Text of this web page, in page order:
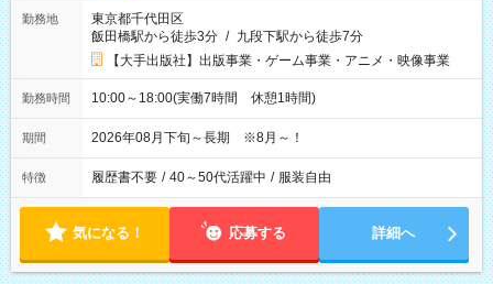
勤務地
東京都千代田区
飯田橋駅から徒歩3分 / 九段下駅から徒歩7分
【大手出版社】出版事業・ゲーム事業・アニメ・映像事業
勤務時間 10:00～18:00(実働7時間 休憩1時間)
期間 2026年08月下旬～長期 ※8月～！
特徴 履歴書不要 / 40～50代活躍中 / 服装自由
気になる！ 応募する 詳細へ